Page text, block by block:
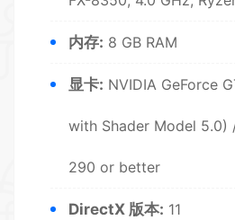
内存: 8 GB RAM
显卡: NVIDIA GeForce
with Shader Model 5.0)
290 or better
DirectX 版本: 11